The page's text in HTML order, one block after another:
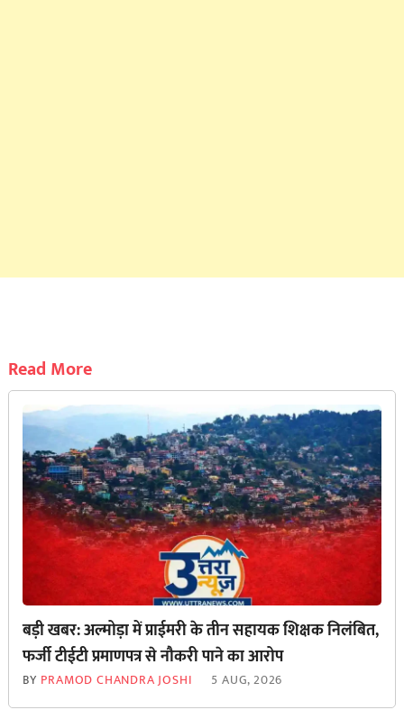
Read More
बड़ी खबर: अल्मोड़ा में प्राईमरी के तीन सहायक शिक्षक निलंबित,
फर्जी टीईटी प्रमाणपत्र से नौकरी पाने का आरोप
BY PRAMOD CHANDRA JOSHI 5 AUG, 2026